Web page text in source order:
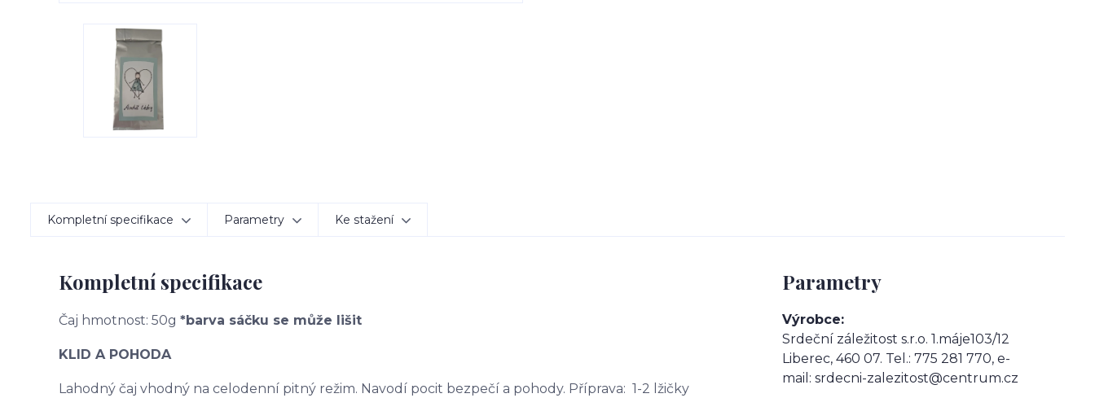
Kompletní specifikace Parametry Ke stažení
Kompletní specifikace
Čaj hmotnost: 50g *barva sáčku se může lišit
KLID A POHODA
Lahodný čaj vhodný na celodenní pitný režim. Navodí pocit bezpečí a pohody. Příprava: 1-2 lžičky
Parametry
Výrobce
Srdeční záležitost s.r.o. 1.máje103/12
Liberec, 460 07. Tel.: 775 281 770, e-
mail: srdecni-zalezitost@centrum.cz